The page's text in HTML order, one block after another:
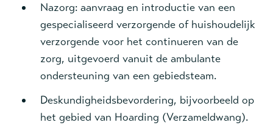
Nazorg: aanvraag en introductie van een
gespecialiseerd verzorgende of huishoudelijk
verzorgende voor het continueren van de
zorg, uitgevoerd vanuit de ambulante
ondersteuning van een gebiedsteam.
Deskundigheidsbevordering, bijvoorbeeld op
het gebied van Hoarding (Verzameldwang).